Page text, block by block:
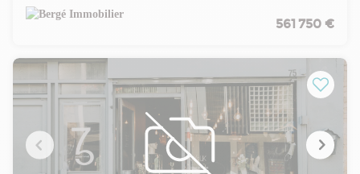
secteur Magnan.
Bénéficiant d'une excellente visibilité sur un axe très passant
Idéal pour commerce, activité de services, profession libérale
ou cabinet médical.
1 box privatif inclus.
561 750 €